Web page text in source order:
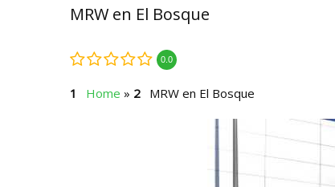
MRW en El Bosque
0.0
Home » MRW en El Bosque